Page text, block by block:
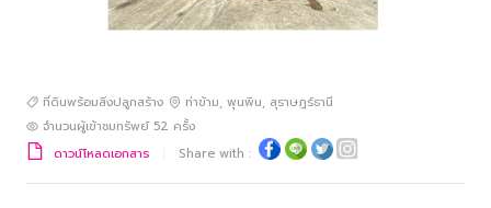
ที่ดินพร้อมสิ่งปลูกสร้าง ท่าข้าม, พุนพิน, สุราษฎร์ธานี
จำนวนผู้เข้าชมทรัพย์ 52 ครั้ง
ดาวน์โหลดเอกสาร
Share with :